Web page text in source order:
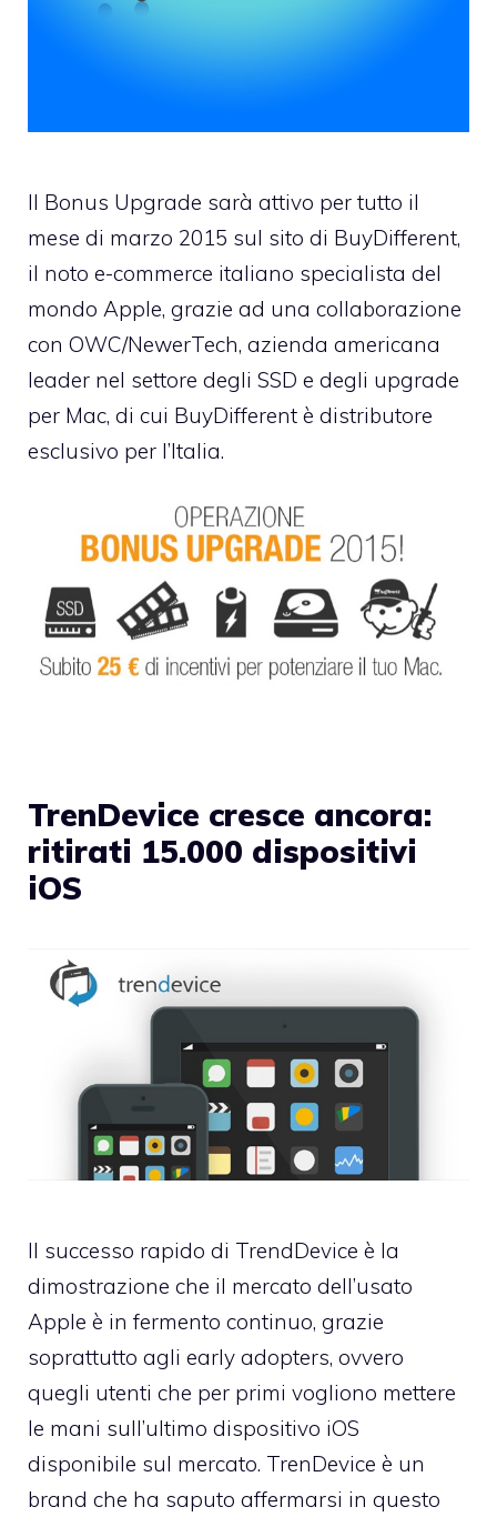
Il Bonus Upgrade sarà attivo per tutto il
mese di marzo 2015 sul sito di BuyDifferent,
il noto e-commerce italiano specialista del
mondo Apple, grazie ad una collaborazione
con OWC/NewerTech, azienda americana
leader nel settore degli SSD e degli upgrade
per Mac, di cui BuyDifferent è distributore
esclusivo per l’Italia.
TrenDevice cresce ancora:
ritirati 15.000 dispositivi
iOS
Il successo rapido di TrendDevice è la
dimostrazione che il mercato dell’usato
Apple è in fermento continuo, grazie
soprattutto agli early adopters, ovvero
quegli utenti che per primi vogliono mettere
le mani sull’ultimo dispositivo iOS
disponibile sul mercato. TrenDevice è un
brand che ha saputo affermarsi in questo